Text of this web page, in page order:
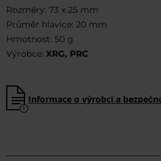
Rozměry: 73 x 25 mm
Průměr hlavice: 20 mm
Hmotnost: 50 g
Výrobce: XRG, PRC
Informace o výrobci a